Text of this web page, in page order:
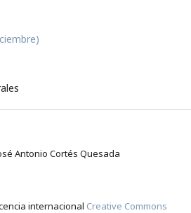
Antonio Cortés Quesada
internacional Creative Commons